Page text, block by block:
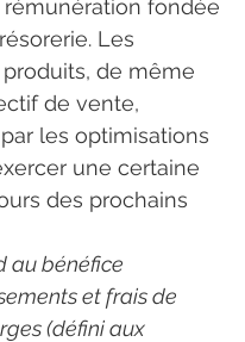
fondée
Les
de même
de vente,
les optimisations
une certaine
des prochains
au bénéfice
et frais de
(défini aux